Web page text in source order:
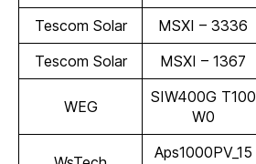
Tescom Solar
MSXI – 3336
Tescom Solar
MSXI – 1367
WEG
SIW400G T100
W0
Aps1000PV_15